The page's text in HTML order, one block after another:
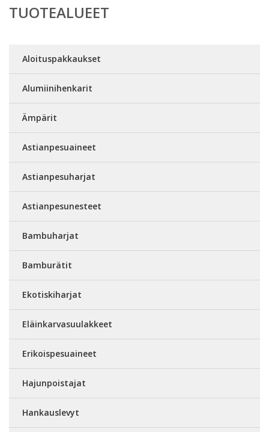
TUOTEALUEET
Aloituspakkaukset
Alumiinihenkarit
Ämpärit
Astianpesuaineet
Astianpesuharjat
Astianpesunesteet
Bambuharjat
Bamburätit
Ekotiskiharjat
Eläinkarvasuulakkeet
Erikoispesuaineet
Hajunpoistajat
Hankauslevyt